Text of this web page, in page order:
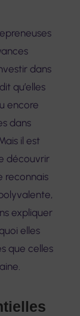
dans
qu’elles
encore
dans
il est
découvrir
reconnais
expliquer
elles
que celles